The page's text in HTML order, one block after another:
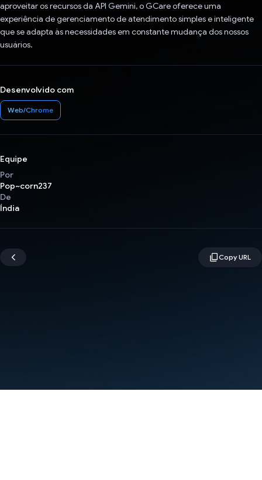
aproveitar os recursos da API Gemini, o GCare oferece uma
experiência de gerenciamento de atendimento simples e inteligente
que se adapta às necessidades em constante mudança dos nossos
usuários.
Desenvolvido com
Web/Chrome
Equipe
Por
Pop~corn237
De
Índia